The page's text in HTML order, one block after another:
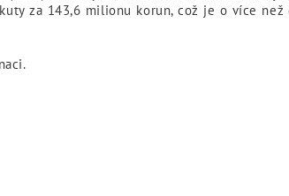
za 143,6 milionu korun, což je o více